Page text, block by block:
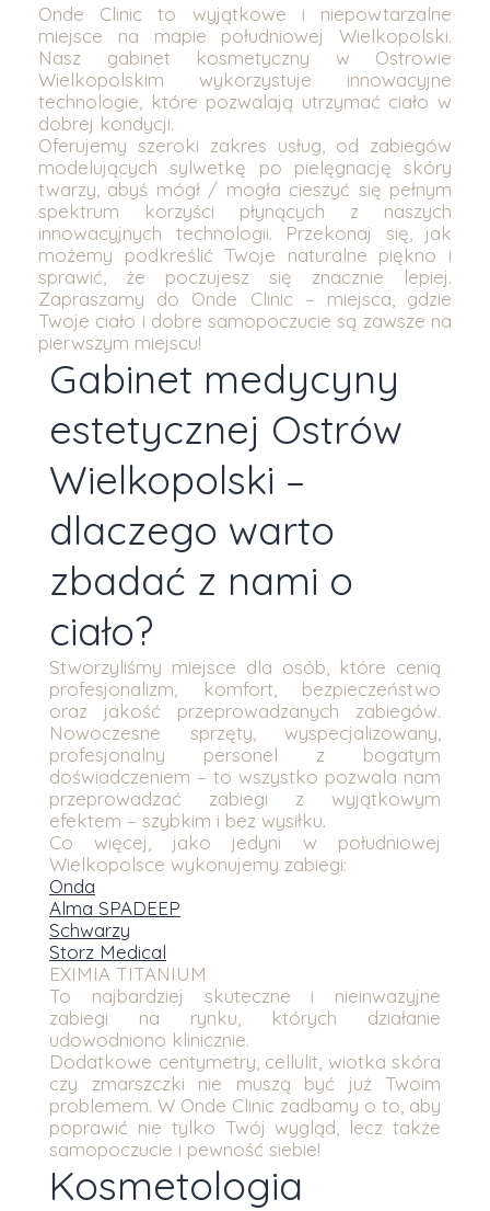
Onde Clinic to wyjątkowe i niepowtarzalne
miejsce na mapie południowej Wielkopolski.
Nasz gabinet kosmetyczny w Ostrowie
Wielkopolskim wykorzystuje innowacyjne
technologie, które pozwalają utrzymać ciało w
dobrej kondycji.
Oferujemy szeroki zakres usług, od zabiegów
modelujących sylwetkę po pielęgnację skóry
twarzy, abyś mógł / mogła cieszyć się pełnym
spektrum korzyści płynących z naszych
innowacyjnych technologii. Przekonaj się, jak
możemy podkreślić Twoje naturalne piękno i
sprawić, że poczujesz się znacznie lepiej.
Zapraszamy do Onde Clinic – miejsca, gdzie
Twoje ciało i dobre samopoczucie są zawsze na
pierwszym miejscu!
Gabinet medycyny
estetycznej Ostrów
Wielkopolski –
dlaczego warto
zbadać z nami o
ciało?
Stworzyliśmy miejsce dla osób, które cenią
profesjonalizm, komfort, bezpieczeństwo
oraz jakość przeprowadzanych zabiegów.
Nowoczesne sprzęty, wyspecjalizowany,
profesjonalny personel z bogatym
doświadczeniem – to wszystko pozwala nam
przeprowadzać zabiegi z wyjątkowym
efektem – szybkim i bez wysiłku.
Co więcej, jako jedyni w południowej
Wielkopolsce wykonujemy zabiegi:
Onda
Alma SPADEEP
Schwarzy
Storz Medical
EXIMIA TITANIUM
To najbardziej skuteczne i nieinwazyjne
zabiegi na rynku, których działanie
udowodniono klinicznie.
Dodatkowe centymetry, cellulit, wiotka skóra
czy zmarszczki nie muszą być już Twoim
problemem. W Onde Clinic zadbamy o to, aby
poprawić nie tylko Twój wygląd, lecz także
samopoczucie i pewność siebie!
Kosmetologia